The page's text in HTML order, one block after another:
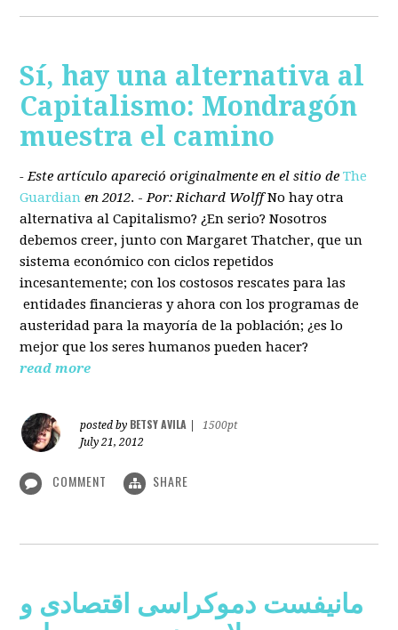
Sí, hay una alternativa al
Capitalismo: Mondragón
muestra el camino
- Este artículo apareció originalmente en el sitio deThe
Guardian en 2012. - Por: Richard Wolff No hay otra
alternativa al Capitalismo? ¿En serio? Nosotros
debemos creer, junto con Margaret Thatcher, que un
sistema económico con ciclos repetidos
incesantemente; con los costosos rescates para las
entidades financieras y ahora con los programas de
austeridad para la mayoría de la población; ¿es lo
mejor que los seres humanos pueden hacer?
read more
posted by BETSY AVILA
1500pt
July 21, 2012
COMMENT SHARE
مانیفست دموکراسی اقتصادی و